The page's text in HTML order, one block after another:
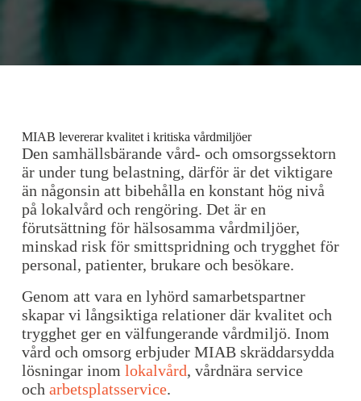
MIAB levererar kvalitet i kritiska vårdmiljöer
Den samhällsbärande vård- och omsorgssektorn
är under tung belastning, därför är det viktigare
än någonsin att bibehålla en konstant hög nivå
på lokalvård och rengöring. Det är en
förutsättning för hälsosamma vårdmiljöer,
minskad risk för smittspridning och trygghet för
personal, patienter, brukare och besökare.
Genom att vara en lyhörd samarbetspartner
skapar vi långsiktiga relationer där kvalitet och
trygghet ger en välfungerande vårdmiljö. Inom
vård och omsorg erbjuder MIAB skräddarsydda
lösningar inom lokalvård, vårdnära service
och arbetsplatsservice.